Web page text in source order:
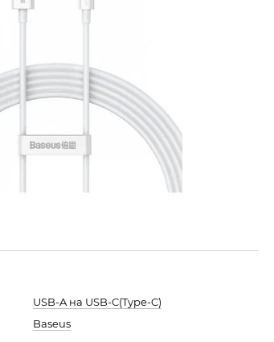
USB-A на USB-C(Type-C)
Baseus